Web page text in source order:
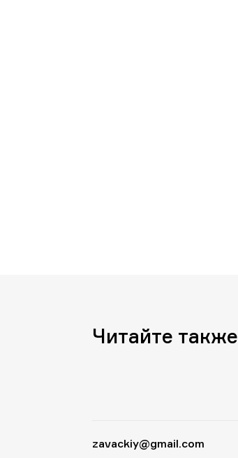
Читайте также
zavackiy@gmail.com